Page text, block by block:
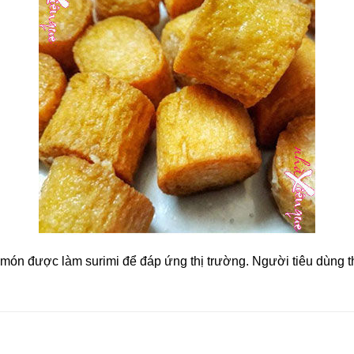
được làm surimi để đáp ứng thị trường. Người tiêu dùng